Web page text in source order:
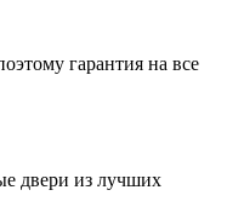
гарантия на все
двери из лучших